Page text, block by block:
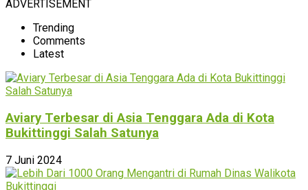
ADVERTISEMENT
Trending
Comments
Latest
Aviary Terbesar di Asia Tenggara Ada di Kota
Bukittinggi Salah Satunya
7 Juni 2024